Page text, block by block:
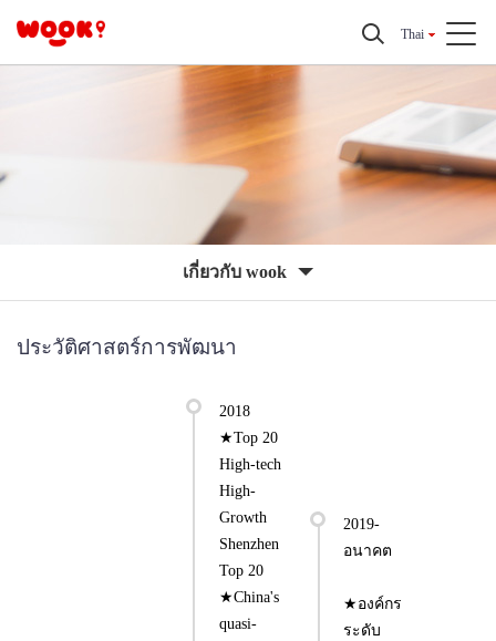
Thai
เกี่ยวกับ wook
ประวัติศาสตร์การพัฒนา
2018
★Top 20
High-tech
High-
Growth
Shenzhen
Top 20
★China's
quasi-
2019-
อนาคต
★องค์กร
ระดับ